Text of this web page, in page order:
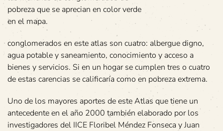
pobreza que se aprecian en color verde
en el mapa.
conglomerados en este atlas son cuatro: albergue digno,
agua potable y saneamiento, conocimiento y acceso a
bienes y servicios. Si en un hogar se cumplen tres o cuatro
de estas carencias se calificaría como en pobreza extrema.
Uno de los mayores aportes de este Atlas que tiene un
antecedente en el año 2000 también elaborado por los
investigadores del IICE Floribel Méndez Fonseca y Juan